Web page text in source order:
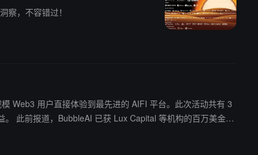
察，不容错过！
Web3 用户直接体验到最先进的 AIFI 平台。此次活动共有 3
融